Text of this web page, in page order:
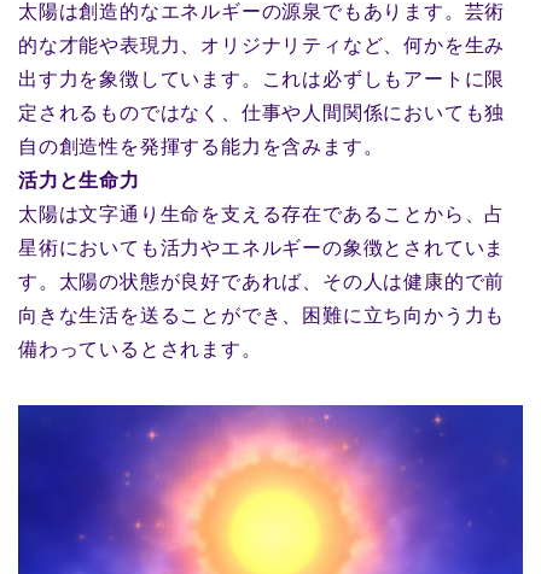
太陽は創造的なエネルギーの源泉でもあります。芸術
的な才能や表現力、オリジナリティなど、何かを生み
出す力を象徴しています。これは必ずしもアートに限
定されるものではなく、仕事や人間関係においても独
自の創造性を発揮する能力を含みます。
活力と生命力
太陽は文字通り生命を支える存在であることから、占
星術においても活力やエネルギーの象徴とされていま
す。太陽の状態が良好であれば、その人は健康的で前
向きな生活を送ることができ、困難に立ち向かう力も
備わっているとされます。